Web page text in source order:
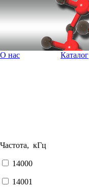
О нас Каталог
Частота, кГц
14000
14001